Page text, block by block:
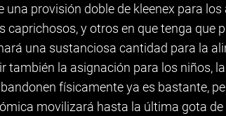
una provisión doble de kleenex para los
caprichosos, y otros en que tenga que
una sustanciosa cantidad para la
también la asignación para los niños,
físicamente ya es bastante,
movilizará hasta la última gota de